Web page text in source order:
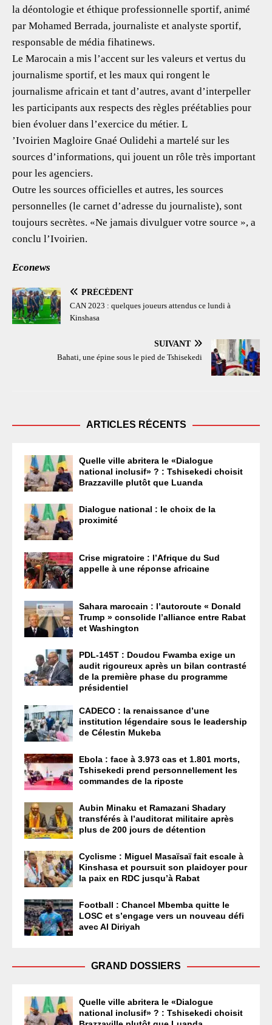
la déontologie et éthique professionnelle sportif, animé
par Mohamed Berrada, journaliste et analyste sportif,
responsable de média fihatinews.
Le Marocain a mis l’accent sur les valeurs et vertus du
journalisme sportif, et les maux qui rongent le
journalisme africain et tant d’autres, avant d’interpeller
les participants aux respects des règles préétablies pour
bien évoluer dans l’exercice du métier. L
’Ivoirien Magloire Gnaé Oulidehi a martelé sur les
sources d’informations, qui jouent un rôle très important
pour les agenciers.
Outre les sources officielles et autres, les sources
personnelles (le carnet d’adresse du journaliste), sont
toujours secrètes. «Ne jamais divulguer votre source », a
conclu l’Ivoirien.
Econews
PRÉCÉDENT
CAN 2023 : quelques joueurs attendus ce lundi à
Kinshasa
SUIVANT
Bahati, une épine sous le pied de Tshisekedi
ARTICLES RÉCENTS
Quelle ville abritera le «Dialogue
national inclusif» ? : Tshisekedi choisit
Brazzaville plutôt que Luanda
Dialogue national : le choix de la
proximité
Crise migratoire : l’Afrique du Sud
appelle à une réponse africaine
Sahara marocain : l’autoroute « Donald
Trump » consolide l’alliance entre Rabat
et Washington
PDL-145T : Doudou Fwamba exige un
audit rigoureux après un bilan contrasté
de la première phase du programme
présidentiel
CADECO : la renaissance d’une
institution légendaire sous le leadership
de Célestin Mukeba
Ebola : face à 3.973 cas et 1.801 morts,
Tshisekedi prend personnellement les
commandes de la riposte
Aubin Minaku et Ramazani Shadary
transférés à l’auditorat militaire après
plus de 200 jours de détention
Cyclisme : Miguel Masaïsaï fait escale à
Kinshasa et poursuit son plaidoyer pour
la paix en RDC jusqu’à Rabat
Football : Chancel Mbemba quitte le
LOSC et s’engage vers un nouveau défi
avec Al Diriyah
GRAND DOSSIERS
Quelle ville abritera le «Dialogue
national inclusif» ? : Tshisekedi choisit